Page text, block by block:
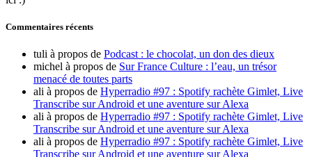
Commentaires récents
tuli à propos de Podcast : le chocolat, un don des dieux
michel à propos de Sur France Culture : l’eau, un trésor
menacé de toutes parts
ali à propos de Hyperradio #97 : Spotify rachète Gimlet, Live
Transcribe sur Android et une aventure sur Alexa
ali à propos de Hyperradio #97 : Spotify rachète Gimlet, Live
Transcribe sur Android et une aventure sur Alexa
ali à propos de Hyperradio #97 : Spotify rachète Gimlet, Live
Transcribe sur Android et une aventure sur Alexa